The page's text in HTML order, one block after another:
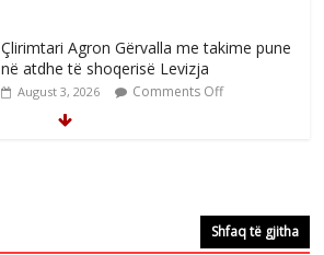
Çlirimtari Agron Gërvalla me takime pune
në atdhe të shoqerisë Levizja
August 3, 2026 Comments Off
Comments Off
Shfaq të gjitha